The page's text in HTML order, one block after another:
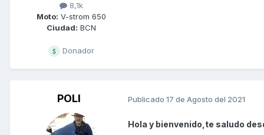
8,1k
Moto: V-strom 650
Ciudad: BCN
Donador
POLI Publicado 17 de Agosto del 2021
Hola y bienvenido,te saludo